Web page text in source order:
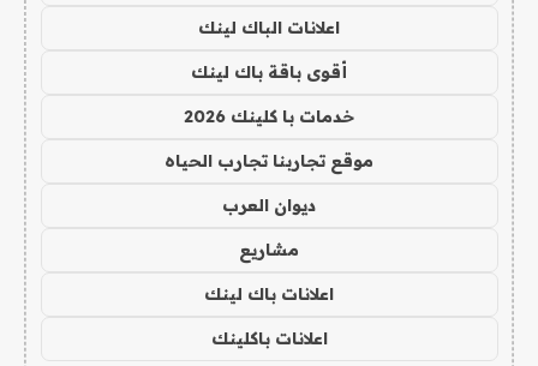
اعلانات الباك لينك
أقوى باقة باك لينك
خدمات با كلينك 2026
موقع تجاربنا تجارب الحياه
ديوان العرب
مشاريع
اعلانات باك لينك
اعلانات باكلينك